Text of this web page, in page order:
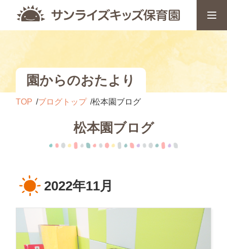
園からのおたより
TOP ブログトップ 松本園ブログ
松本園ブログ
2022年11月